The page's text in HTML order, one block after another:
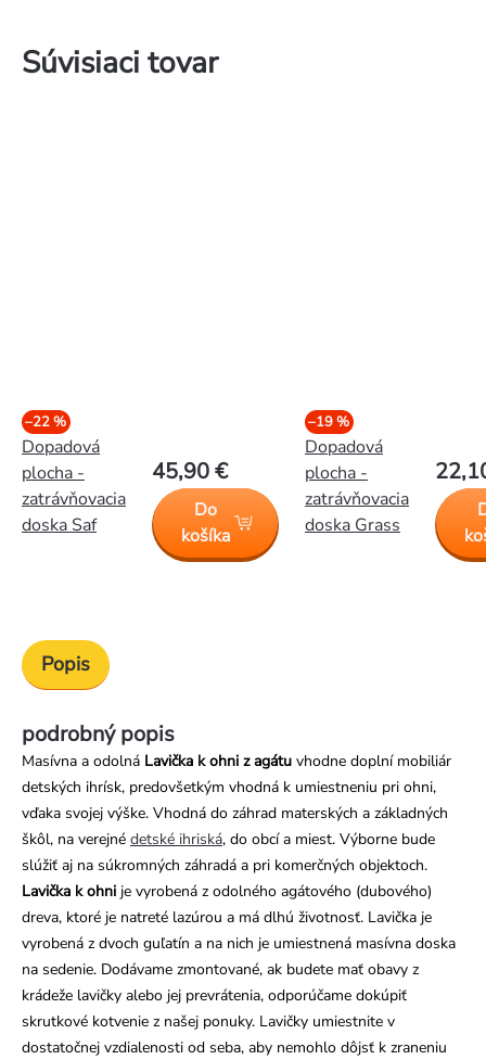
Súvisiaci tovar
–22 %
Dopadová
plocha -
zatrávňovacia
doska Saf
45,90 €
Do
košíka
–19 %
Dopadová
plocha -
zatrávňovacia
doska Grass
Popis
podrobný popis
Masívna a odolná Lavička k ohni z agátu vhodne doplní mobiliár
detských ihrísk, predovšetkým vhodná k umiestneniu pri ohni,
vďaka svojej výške. Vhodná do záhrad materských a základných
škôl, na verejné detské ihriská, do obcí a miest. Výborne bude
slúžiť aj na súkromných záhradá a pri komerčných objektoch.
Lavička k ohni je vyrobená z odolného agátového (dubového)
dreva, ktoré je natreté lazúrou a má dlhú životnosť. Lavička je
vyrobená z dvoch guľatín a na nich je umiestnená masívna doska
na sedenie. Dodávame zmontované, ak budete mať obavy z
krádeže lavičky alebo jej prevrátenia, odporúčame dokúpiť
skrutkové kotvenie z našej ponuky. Lavičky umiestnite v
dostatočnej vzdialenosti od seba, aby nemohlo dôjsť k zraneniu